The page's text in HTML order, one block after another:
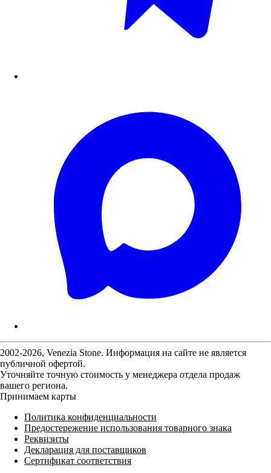
2002-2026, Venezia Stone. Информация на сайте не является
публичной офертой.
Уточняйте точную стоимость у менеджера отдела продаж
вашего региона.
Принимаем карты
Политика конфиденциальности
Предостережение использования товарного знака
Реквизиты
Декларация для поставщиков
Сертификат соответствия